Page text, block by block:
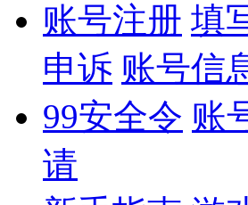
账号注册 填
申诉 账号信
99安全令 账
请